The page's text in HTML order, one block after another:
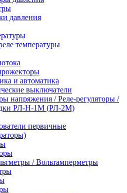
давления
температуры
и автоматика
выключатели
напряжения / Реле-регуляторы /
РЛ-Н-1М (РЛ-2М)
первичные
/ Вольтамперметры